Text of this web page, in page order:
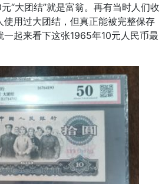
“大团结”就是富翁。再有当时人们收
用过大团结，但真正能被完整保存
起来看下这张1965年10元人民币最